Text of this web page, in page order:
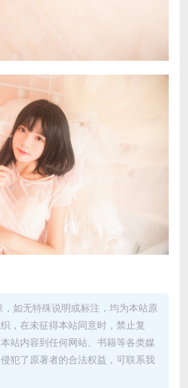
如无特殊说明或标注，均为本站原
，在未征得本站同意时，禁止复
站内容到任何网站、书籍等各类媒
犯了原著者的合法权益，可联系我